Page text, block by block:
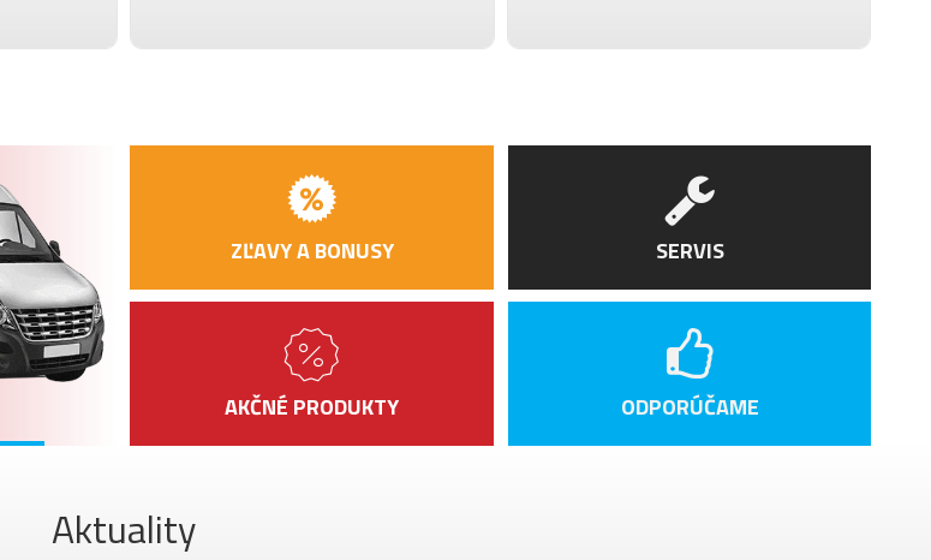
ZĽAVY A BONUSY
AKČNÉ PRODUKTY
SERVIS
ODPORÚČAME
Aktuality